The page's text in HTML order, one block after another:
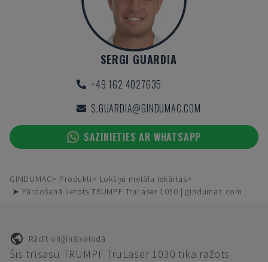
SERGI GUARDIA
+49 162 4027635
S.GUARDIA@GINDUMAC.COM
SAZINIETIES AR WHATSAPP
GINDUMAC Produkti
Lokšņu metāla iekārtas
➤ Pārdošanā lietots TRUMPF TruLaser 1030 | gindumac.com
Rādīt oriģinālvalodā
Šis trīsasu TRUMPF TruLaser 1030 tika ražots